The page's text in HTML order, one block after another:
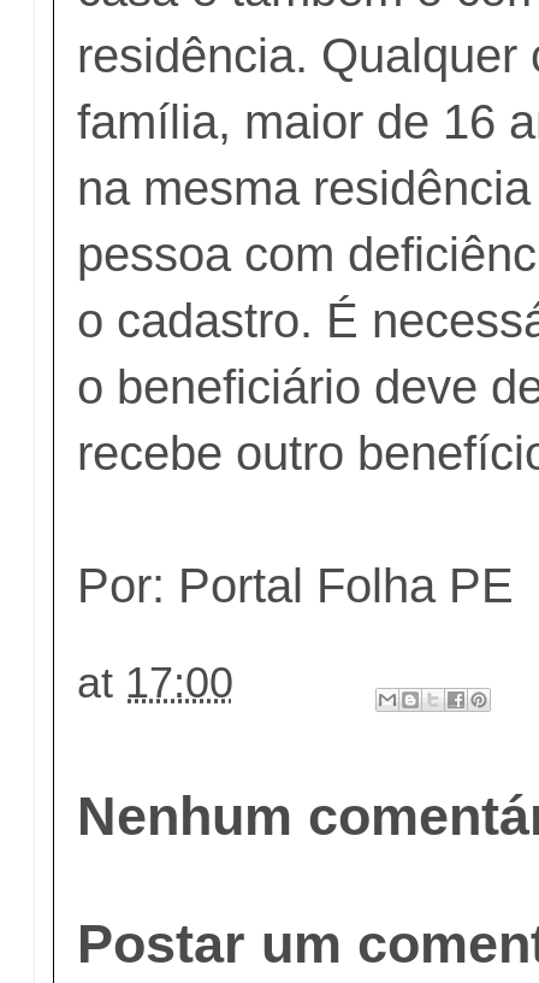
residência. Qualquer
família, maior de 16
na mesma
pessoa com
o cadastro. É
o beneficiário deve
recebe outro
Por: Portal Folha PE
at 17:00
Nenhum
Postar um